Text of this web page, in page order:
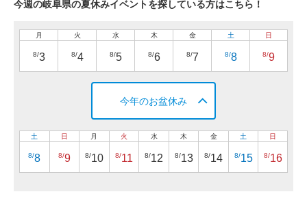
今週の岐阜県の夏休みイベントを探している方はこちら！
月
8/3
火
8/4
水
8/5
木
8/6
金
8/7
土
8/8
日
8/9
今年のお盆休み
土
8/8
日
8/9
月
8/10
火
8/11
水
8/12
木
8/13
金
8/14
土
8/15
日
8/16